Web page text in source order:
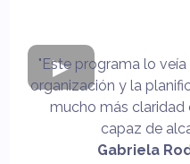
"Este programa lo
organización y la
mucho más claridad
capaz de
Gabriela